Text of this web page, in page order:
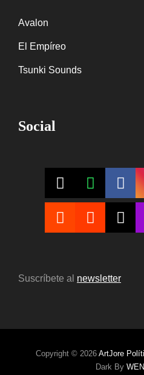
Avalon
El Empíreo
Tsunki Sounds
Social
Suscríbete al newsletter
Copyright © 2026 ArtJore
Dark By